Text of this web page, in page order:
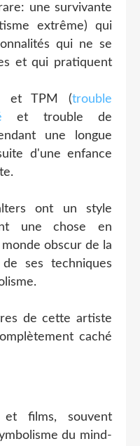
une survivante
extrême) qui
qui ne se
et qui pratiquent
et TPM (trouble
et trouble de
une longue
d'une enfance
ont un style
une chose en
obscur de la
ses techniques
de cette artiste
caché
et films, souvent
du mind-